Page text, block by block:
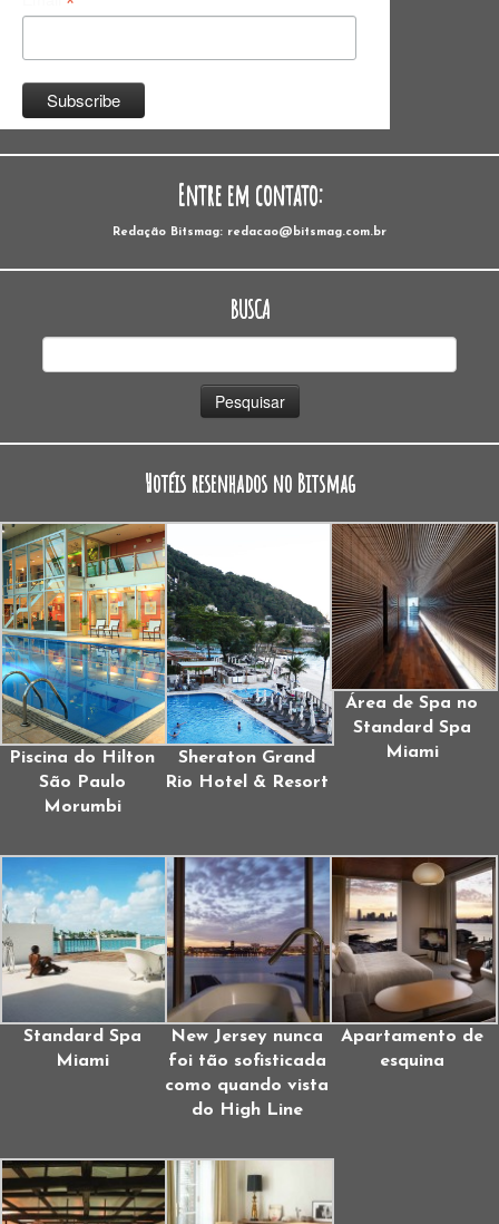
Entre em contato:
Redação Bitsmag: redacao@bitsmag.com.br
BUSCA
Hotéis resenhados no Bitsmag
Piscina do Hilton
São Paulo
Morumbi
Sheraton Grand
Rio Hotel & Resort
Área de Spa no
Standard Spa
Miami
Standard Spa
Miami
New Jersey nunca
foi tão sofisticada
como quando vista
do High Line
Apartamento de
esquina